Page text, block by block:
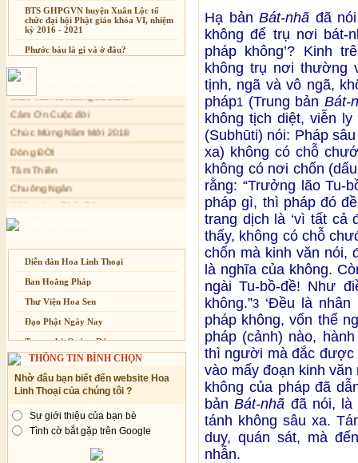
BTS GHPGVN huyện Xuân Lộc tổ
chức đại hội Phật giáo khóa VI, nhiệm
kỳ 2016 - 2021
Phước báu là gì và ở đâu?
Sự thương-ghét của con người
Cải đạo: Nguyên nhân & giải pháp
Nỗi lòng của các bệnh nhân nghèo
An Giang: Tịnh thất Quy Nguyên
phát quà từ thiện tại xã Cư Yang
dành cho Người bận rộn
Xuân Thi
Cảm Tác Nỗi Lòng Lưu Dân
Cảm Ơn Cuộc đời
Chúc Mừng Năm Mới 2018
Dòng ĐỜI
Tâm Thiền
Chuông Ngân
Kính mừng Phật Đản
Anh không chết đâu em
Kiếp này
Diễn đàn Hoa Linh Thoại
Ban Hoằng Pháp
Thư Viện Hoa Sen
Đạo Phật Ngày Nay
Trang nhà Quảng Đức
Báo Giác Ngộ
Vesak 2014
THÔNG TIN BÌNH CHỌN
Nhờ đâu bạn biết đến website Hoa
Linh Thoại của chúng tôi ?
Sự giới thiệu của bạn bè
Tình cờ bắt gặp trên Google
Hạ bảnBát-nhã đã
không để trụ nơi bát-
pháp không’? Kinh
không trụ nơi thường
tịnh, ngã và vô ngã,
pháp1 (Trung bản Bát-
không tịch diệt, viễn
(Subhūti) nói: Pháp
xa) không có chỗ
không có nơi chốn
rằng: “Trưởng lão Tu-
pháp gì, thì pháp đó
trang dịch là ‘vì tất cả
thấy, không có chỗ
chốn mà kinh văn nói,
là nghĩa của không.
ngài Tu-bồ-đề! Như
không.”3 ‘Đều là
pháp không, vốn thể
pháp (cảnh) nào,
thì người mà đắc được
vào mấy đoạn kinh
không của pháp đã
bảnBát-nhã đã nói, là
tánh không sâu xa.
duy, quán sát, mà
nhẫn.